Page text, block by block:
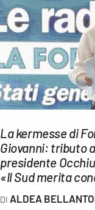
EVENTI
SPORT
Streaming
LAC TV
LAC ONAIR
LaC
Network
La kermesse di
Giovanni: tributo
presidente
«Il Sud merita
ALDEA